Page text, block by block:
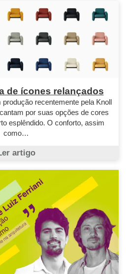
de ícones relançados
recentemente pela Knoll
por suas opções de cores
esplêndido. O conforto, assim
como…
artigo